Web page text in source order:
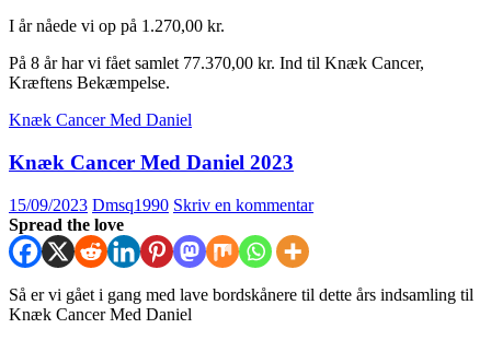
I år nåede vi op på 1.270,00 kr.
På 8 år har vi fået samlet 77.370,00 kr. Ind til Knæk Cancer,
Kræftens Bekæmpelse.
Knæk Cancer Med Daniel
Knæk Cancer Med Daniel 2023
15/09/2023 Dmsq1990 Skriv en kommentar
Spread the love
Så er vi gået i gang med lave bordskånere til dette års indsamling til
Knæk Cancer Med Daniel